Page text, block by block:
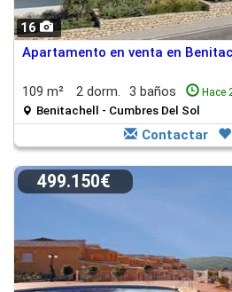
16
Apartamento en venta en
109 m² 2 dorm. 3 baños Hace
Benitachell - Cumbres Del Sol
Contactar
499.150€